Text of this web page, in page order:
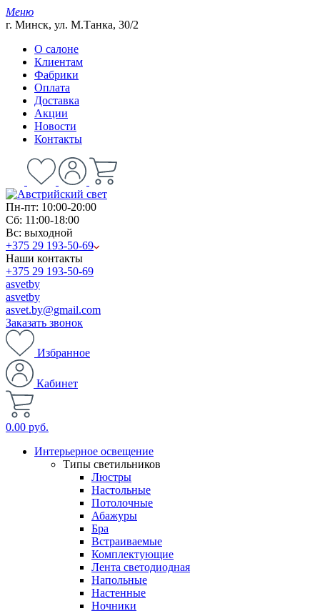
Меню
г. Минск, ул. М.Танка, 30/2
О салоне
Клиентам
Фабрики
Оплата
Доставка
Акции
Новости
Контакты
Пн-пт: 10:00-20:00
Сб: 11:00-18:00
Вс: выходной
+375 29 193-50-69
Наши контакты
+375 29 193-50-69
asvetby
asvetby
asvet.by@gmail.com
Заказать звонок
Избранное
Кабинет
0.00 руб.
Интерьерное освещение
Типы светильников
Люстры
Настольные
Потолочные
Абажуры
Бра
Встраиваемые
Комплектующие
Лента светодиодная
Напольные
Настенные
Ночники